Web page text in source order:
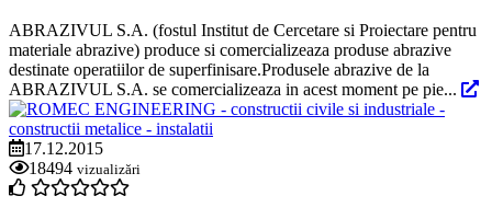
ABRAZIVUL S.A. (fostul Institut de Cercetare si Proiectare pentru
materiale abrazive) produce si comercializeaza produse abrazive
destinate operatiilor de superfinisare.Produsele abrazive de la
ABRAZIVUL S.A. se comercializeaza in acest moment pe pie...
17.12.2015
18494 vizualizări